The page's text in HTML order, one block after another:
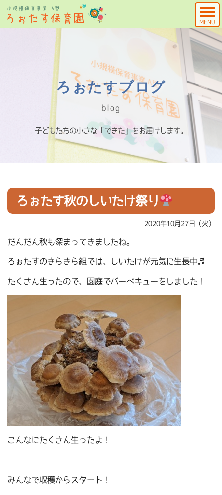
MENU
ろぉたすブログ
blog
子どもたちの小さな「できた」をお届けします。
ろぉたす秋のしいたけ祭り
2020年10月27日（火）
だんだん秋も深まってきましたね。
ろぉたすのきらきら組では、しいたけが元気に生長中♬
たくさん生ったので、園庭でバーベキューをしました！
こんなにたくさん生ったよ！
みんなで収穫からスタート！